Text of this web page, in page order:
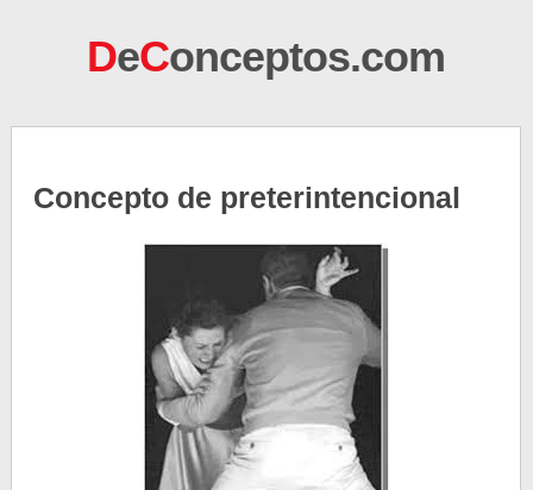
DeConceptos.com
Concepto de preterintencional